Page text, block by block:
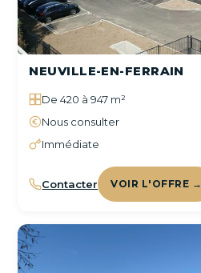
NEUVILLE-EN-FERRAIN
De 420 à 947 m²
Nous consulter
Immédiate
Contacter VOIR L'OFFRE →